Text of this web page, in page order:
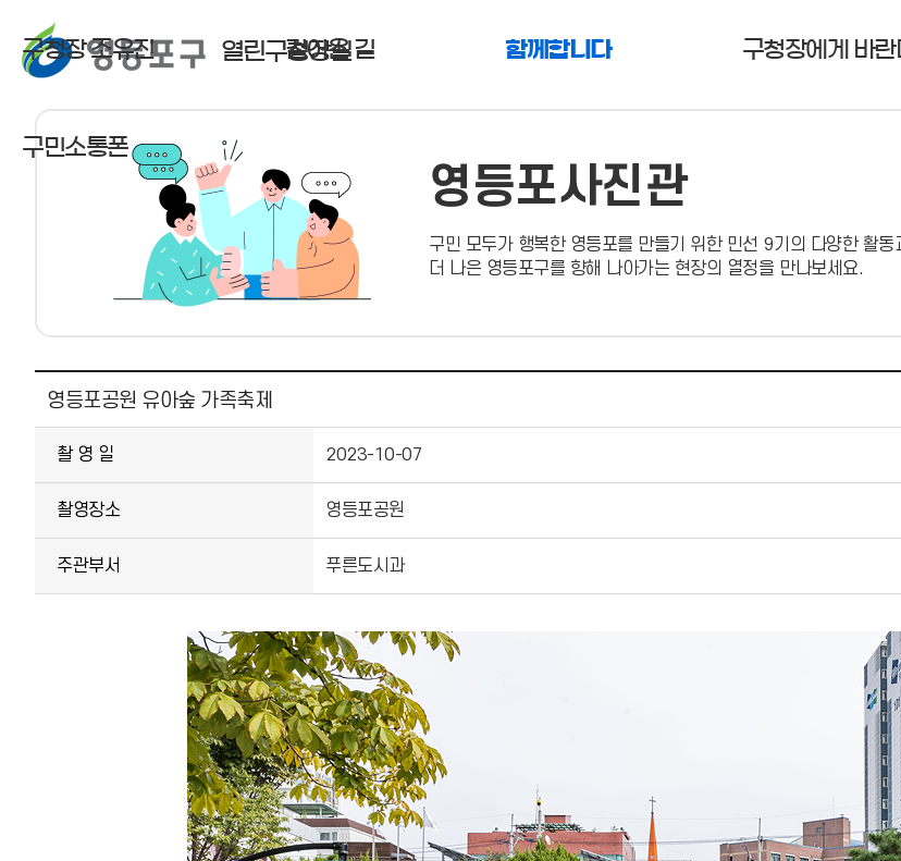
열린구청장실
구청장 조유진 걸어온 길 함께합니다 구청장에게 바란
구민소통폰
영등포사진관
구민 모두가 행복한 영등포를 만들기 위한 민선 9기의 다양한 활
더 나은 영등포구를 향해 나아가는 현장의 열정을 만나보세요.
사진뉴스 상세보기 - , 제목, 촬 영 일, 촬영장소, 주관부서, 내용, 파일의 정보를 제공합니다.
영등포공원 유아숲 가족축제
촬 영 일 2023-10-07
촬영장소 영등포공원
주관부서 푸른도시과